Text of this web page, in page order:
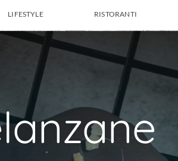
LIFESTYLE RISTORANTI